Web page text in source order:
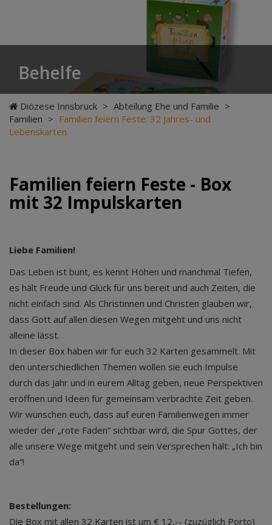
Behelfe
Diözese Innsbruck > Abteilung Ehe und Familie >
Familien > Familien feiern Feste: 32 Jahres- und
Lebenskarten
Familien feiern Feste - Box
mit 32 Impulskarten
Liebe Familien!
Das Leben ist bunt, es kennt Höhen und manchmal Tiefen,
es hält Freude und Glück für uns bereit und auch Zeiten, die
nicht einfach sind. Als Christinnen und Christen glauben wir,
dass Gott auf allen diesen Wegen mitgeht und uns nicht
alleine lässt.
In dieser Box haben wir für euch 32 Karten gesammelt. Mit
den unterschiedlichen Themen wollen sie euch Impulse
durch das Jahr und in eurem Alltag geben, neue Perspektiven
eröffnen und Ideen für gemeinsam verbrachte Zeit geben.
Wir wünschen euch, dass auf euren Familienwegen immer
wieder der „rote Faden“ sichtbar wird, die Spur Gottes, der
alle unsere Wege mitgeht und sein Versprechen hält: „Ich bin
da“!
Bestellungen:
Die Box mit allen 32 Karten ist um € 12,-- (zuzüglich Porto)